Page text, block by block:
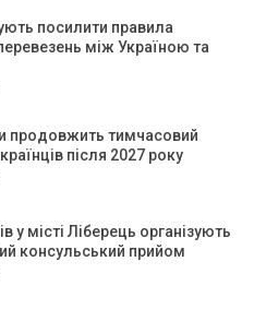
посилити правила
між Україною та
продовжить тимчасовий
після 2027 року
у місті Ліберець організують
консульський прийом